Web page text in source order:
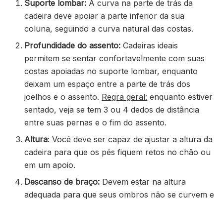
Suporte lombar: A curva na parte de trás da
cadeira deve apoiar a parte inferior da sua
coluna, seguindo a curva natural das costas.
Profundidade do assento: Cadeiras ideais
permitem se sentar confortavelmente com suas
costas apoiadas no suporte lombar, enquanto
deixam um espaço entre a parte de trás dos
joelhos e o assento. Regra geral: enquanto estiver
sentado, veja se tem 3 ou 4 dedos de distância
entre suas pernas e o fim do assento.
Altura: Você deve ser capaz de ajustar a altura da
cadeira para que os pés fiquem retos no chão ou
em um apoio.
Descanso de braço: Devem estar na altura
adequada para que seus ombros não se curvem e